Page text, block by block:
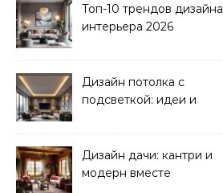
Топ-10 трендов дизайна
интерьера 2026
Дизайн потолка с
подсветкой: идеи и
Дизайн дачи: кантри и
модерн вместе